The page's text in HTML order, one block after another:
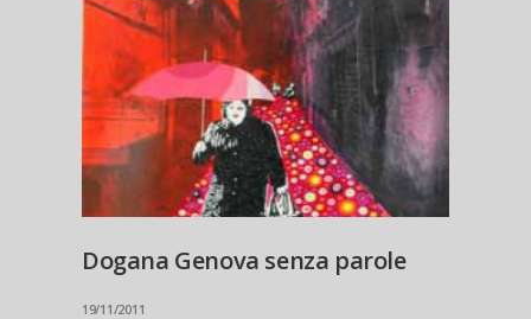
Dogana Genova senza parole
19/11/2011